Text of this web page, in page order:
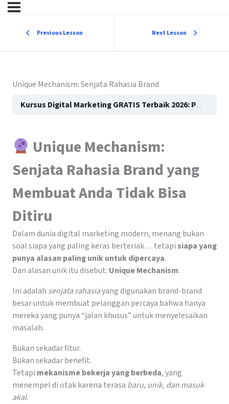
Previous Lesson Next Lesson
Unique Mechanism: Senjata Rahasia Brand
Kursus Digital Marketing GRATIS Terbaik 2026: Panduan Lengkap untuk Pemula hingga Mahir
Unique Mechanism:
Senjata Rahasia Brand yang
Membuat Anda Tidak Bisa
Ditiru
Dalam dunia digital marketing modern, menang bukan
soal siapa yang paling keras berteriak… tetapi siapa yang
punya alasan paling unik untuk dipercaya.
Dan alasan unik itu disebut: Unique Mechanism.
Ini adalah senjata rahasiayang digunakan brand-brand
besar untuk membuat pelanggan percaya bahwa hanya
mereka yang punya “jalan khusus” untuk menyelesaikan
masalah.
Bukan sekadar fitur.
Bukan sekadar benefit.
Tetapi mekanisme bekerja yang berbeda, yang
menempel di otak karena terasa baru, unik, dan masuk
akal.